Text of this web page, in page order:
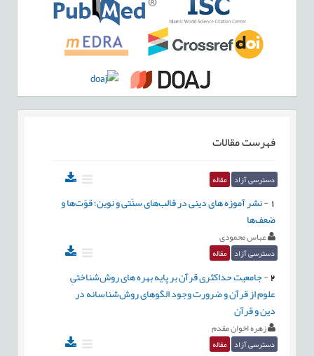
فهرست مقالات
دسترسی آزاد مقاله
-نشر آموزه های دینی در قالب‌های سنّتی و نوین؛ قوّت‌ها و
ضعف‌ها
عباس محمودی
دسترسی آزاد مقاله
2
-جامعیت حداکثری قرآن بر پایه بهره های روش‌شناختیِ
علوم از قرآن و ضرورت وجود الگوهای روش‌شناسانه در
دین و قرآن
زهره اخوان مقدم
دسترسی آزاد مقاله